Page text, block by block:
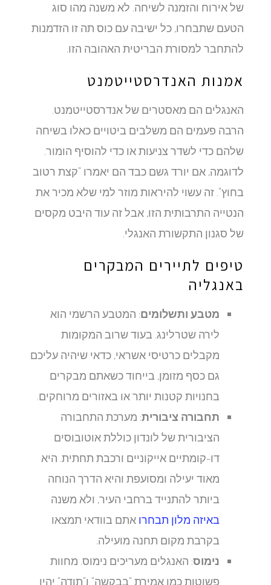
של אירוח והזמנה לשיחה. לא משנה מהו סוג
הטעם שתבחרו, כל ישיבה עם כוס תה זו הזדמנות
להתחבר למסורת הבריטית האהובה הזו.
אמנות האנדרסטייטמנט
האנגלים הם מאסטרים של אנדרסטייטמנט.
הרבה פעמים הם משלבים ביטויים כאלו בשיחה
שלהם כדי לשדר צניעות או כדי להוסיף הומור.
לדוגמה, אם יורד גשם כבד הם יאמרו "קצת רטוב
בחוץ". זה עשוי להיראות מוזר למי שלא מכיר את
הנטייה התרבותית הזו, אבל זה עוד היבט מקסים
של סגנון התקשורת האנגלי.
טיפים לתיירים המבקרים
באנגליה
מטבע ותשלומים: המטבע הרשמי הוא
לירה שטרלינג. בעוד שרוב המקומות
מקבלים כרטיסי אשראי, כדאי שיהיה עליכם
גם כסף מזומן, בייחוד כשאתם מבקרים
בחנויות קטנות יותר או באזורים מרוחקים.
תחבורה ציבורית: מערכת התחבורה
הציבורית של לונדון כוללת אוטובוסים
דו-קומתיים אייקוניים ורכבת תחתית. היא
מאוד יעילה ומסועפת והיא הדרך הנוחה
ביותר להתנייד ברחבי העיר, ולא משנה
באיזה מלון תבחרואתם בוודאי תמצאו
בקרבת מקום תחנה מועילה.
נימוס: האנגלים מעריכים נימוס. מחוות
פשוטות כמו אמירת "בבקשה" ו"תודה" יהיו